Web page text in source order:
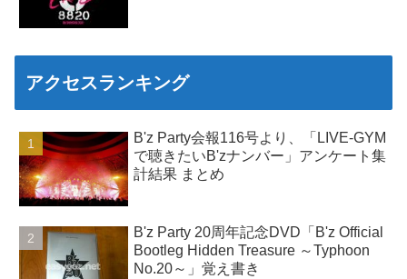
アクセスランキング
B'z Party会報116号より、「LIVE-GYM
で聴きたいB'zナンバー」アンケート集
計結果 まとめ
B'z Party 20周年記念DVD「B'z Official
Bootleg Hidden Treasure ～Typhoon
No.20～」覚え書き